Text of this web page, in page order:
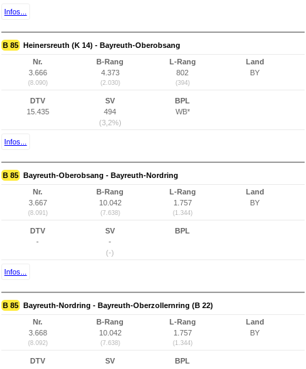
Infos...
B 85 Heinersreuth (K 14) - Bayreuth-Oberobsang
Nr.
3.666
(8.090)
B-Rang
4.373
(2.030)
L-Rang
802
(394)
Land
BY
DTV
15.435
SV
494
(3,2%)
BPL
WB*
Infos...
B 85 Bayreuth-Oberobsang - Bayreuth-Nordring
Nr.
3.667
(8.091)
B-Rang
10.042
(7.638)
L-Rang
1.757
(1.344)
Land
BY
DTV
-
SV
-
(-)
BPL
Infos...
B 85 Bayreuth-Nordring - Bayreuth-Oberzollernring (B 22)
Nr.
3.668
(8.092)
B-Rang
10.042
(7.638)
L-Rang
1.757
(1.344)
Land
BY
DTV
SV
BPL